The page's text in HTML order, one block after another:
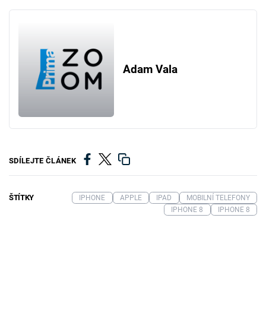
Adam Vala
SDÍLEJTE ČLÁNEK
ŠTÍTKY IPHONE APPLE IPAD
MOBILNÍ TELEFONY
IPHONE 8
IPHONE 8